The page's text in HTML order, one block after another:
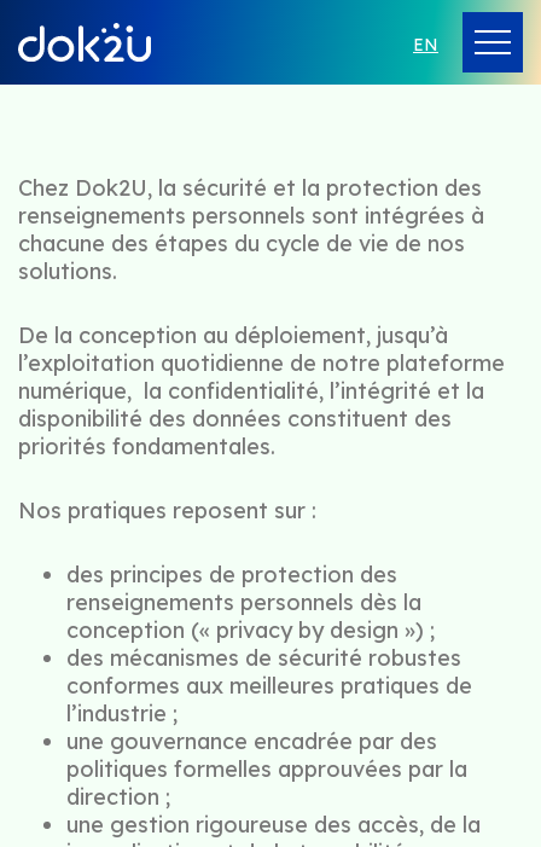
EN
Chez Dok2U, la sécurité et la protection des
renseignements personnels sont intégrées à
chacune des étapes du cycle de vie de nos
solutions.
De la conception au déploiement, jusqu’à
l’exploitation quotidienne de notre plateforme
numérique, la confidentialité, l’intégrité et la
disponibilité des données constituent des
priorités fondamentales.
Nos pratiques reposent sur :
des principes de protection des
renseignements personnels dès la
conception (« privacy by design ») ;
des mécanismes de sécurité robustes
conformes aux meilleures pratiques de
l’industrie ;
une gouvernance encadrée par des
politiques formelles approuvées par la
direction ;
une gestion rigoureuse des accès, de la